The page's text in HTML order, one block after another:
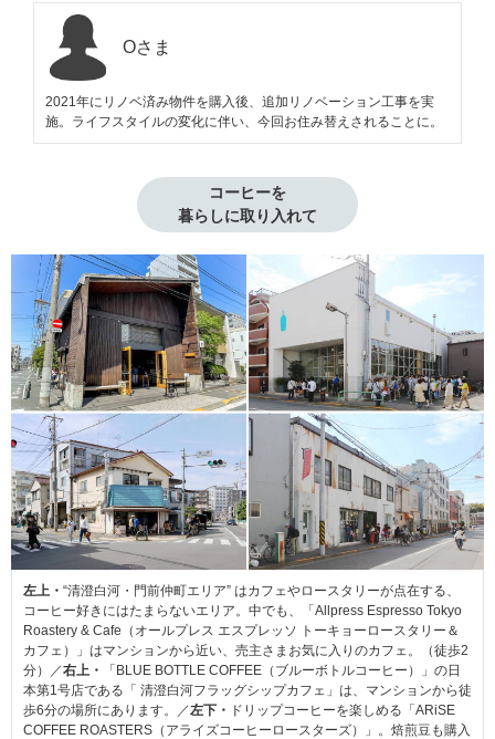
Oさま
2021年にリノベ済み物件を購入後、追加リノベーション工事を実
施。ライフスタイルの変化に伴い、今回お住み替えされることに。
コーヒーを
暮らしに取り入れて
左上・ “清澄白河・門前仲町エリア” はカフェやロースタリーが点在する、
コーヒー好きにはたまらないエリア。中でも、「Allpress Espresso Tokyo
Roastery & Cafe（オールプレス エスプレッソ トーキョーロースタリー＆
カフェ）」はマンションから近い、売主さまお気に入りのカフェ。（徒歩2
分）／右上・
「BLUE BOTTLE COFFEE（ブルーボトルコーヒー）」の日
本第1号店である「 清澄白河フラッグシップカフェ」は、マンションから徒
歩6分の場所にあります。／左下・ ドリップコーヒーを楽しめる「ARiSE
COFFEE ROASTERS（アライズコーヒーロースターズ）」。焙煎豆も購入